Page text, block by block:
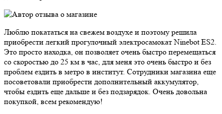
Люблю покататься на свежем воздухе и поэтому решила
приобрести легкий прогулочный электросамокат Ninebot ES2.
Это просто находка, он позволяет очень быстро перемещаться
со скоростью до 25 км в час, для меня это очень быстро и без
проблем ездить в метро в институт. Сотрудники магазина еще
посоветовали приобрести дополнительный аккумулятор,
чтобы ездить еще дальше и без подзарядок. Очень довольна
покупкой, всем рекомендую!